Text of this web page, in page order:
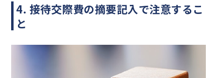
4. 接待交際費の摘要記入で注意するこ
と